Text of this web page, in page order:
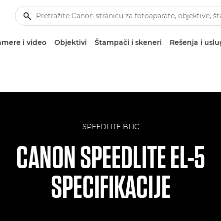
i video Objektivi Štampači i skeneri Rešenja i
SPEEDLITE BLIC
CANON SPEEDLITE EL-5
SPECIFIKACIJE